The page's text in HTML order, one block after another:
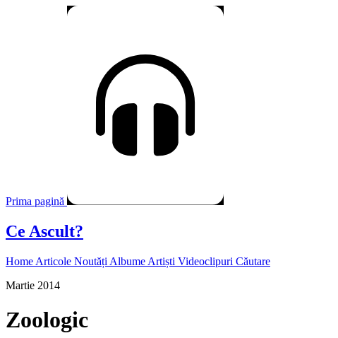
Prima pagină
Ce Ascult?
Home Articole Noutăți Albume Artiști Videoclipuri Căutare
Martie 2014
Zoologic